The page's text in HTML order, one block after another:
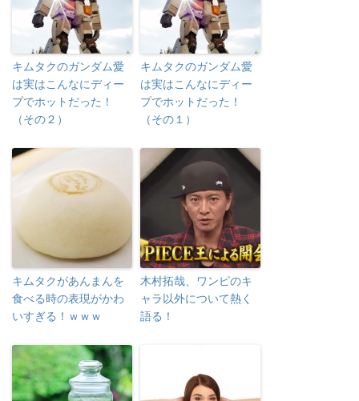
キムタクのガンダム愛
は実はこんなにディー
プでホットだった！
（その２）
キムタクのガンダム愛
は実はこんなにディー
プでホットだった！
（その１）
キムタクがあんまんを
食べる時の表現がかわ
いすぎる！ｗｗｗ
木村拓哉、ワンピのキ
ャラ以外について熱く
語る！